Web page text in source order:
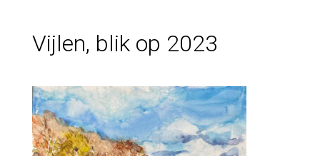
Vijlen, blik op 2023